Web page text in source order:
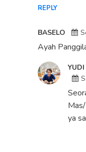
REPLY
BASELO
Ayah
ya